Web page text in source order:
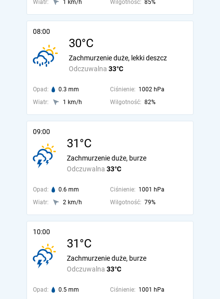
Wiatr: 1 km/h Wilgotność: 85%
08:00
30°C
Odczuwalna 33°C
Zachmurzenie duże, lekki deszcz
Opad: 0.3 mm Ciśnienie: 1002 hPa
Wiatr:
1 km/h Wilgotność: 82%
09:00
31°C
Odczuwalna 33°C
Zachmurzenie duże, burze
Opad: 0.6 mm Ciśnienie: 1001 hPa
Wiatr:
2 km/h Wilgotność: 79%
10:00
31°C
Odczuwalna 33°C
Zachmurzenie duże, burze
Opad: 0.5 mm Ciśnienie: 1001 hPa